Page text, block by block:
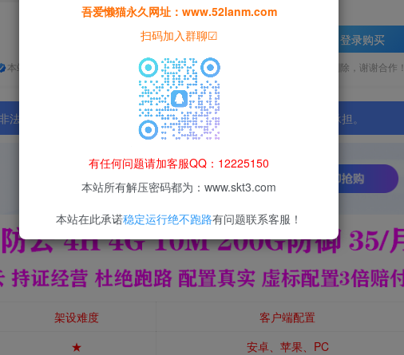
登录购买
本站所有资源均为网络收集整理而来，仅供学习研究使用，请在下载后24h内删除，谢谢合作！
行为；资源下载后请于 24 小时内删除，违规后果由使用者自行承担。
架设难度
客户端配置
★
安卓、苹果、PC
吾爱懒猫永久网址：www.52lanm.com
扫码加入群聊☑
有任何问题请加客服QQ：12225150
本站所有解压密码都为：www.skt3.com
本站在此承诺稳定运行绝不跑路有问题联系客服！